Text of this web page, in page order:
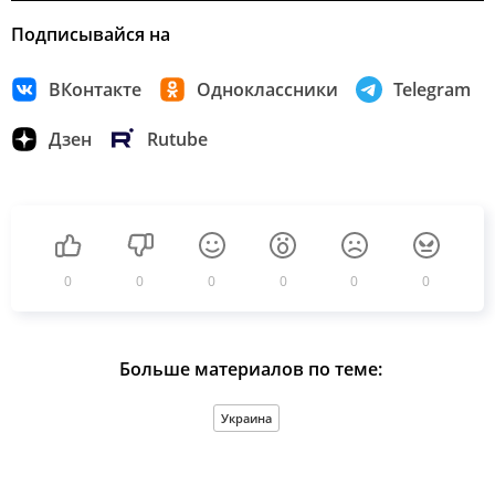
Подписывайся на
ВКонтакте Одноклассники Telegram
Дзен Rutube
0 0 0 0 0 0
Больше материалов по теме:
Украина